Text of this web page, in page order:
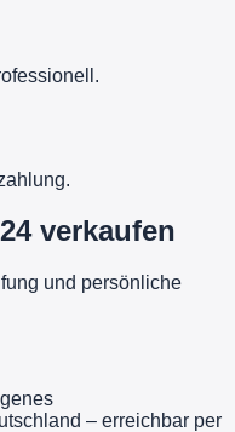
verkaufen
und persönliche
– erreichbar per